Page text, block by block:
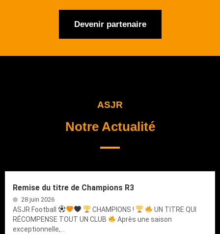
Devenir partenaire
ASJR
Notre Actualité
Remise du titre de Champions R3
28 juin 2026
ASJR Football CHAMPIONS !
UN TITRE QUI
RÉCOMPENSE TOUT UN CLUB
Après une saison
exceptionnelle,...